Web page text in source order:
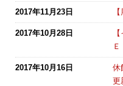
2017年11月23日
2017年10月28日
Ｅ
2017年10月16日
休
更